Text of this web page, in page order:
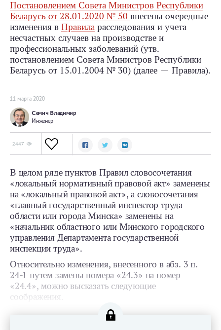
Постановлением Совета Министров Республики
Беларусь от 28.01.2020 № 50 внесены очередные
изменения в Правила расследования и учета
несчастных случаев на производстве и
профессиональных заболеваний (утв.
постановлением Совета Министров Республики
Беларусь от 15.01.2004 № 30) (далее — Правила).
11 мартa 2020
Семич Владимир
Инженер
2447
В целом ряде пунктов Правил словосочетания
«локальный нормативный правовой акт» заменены
на «локальный правовой акт», а словосочетания
«главный государственный инспектор труда
области или города Минска» заменены на
«начальник областного или Минского городского
управления Департамента государственной
инспекции труда».
Относительно изменения, внесенного в абз. 3 п.
24-1 путем замены номера «24.3» на номер
«24.4», можно высказать следующие
соображения.